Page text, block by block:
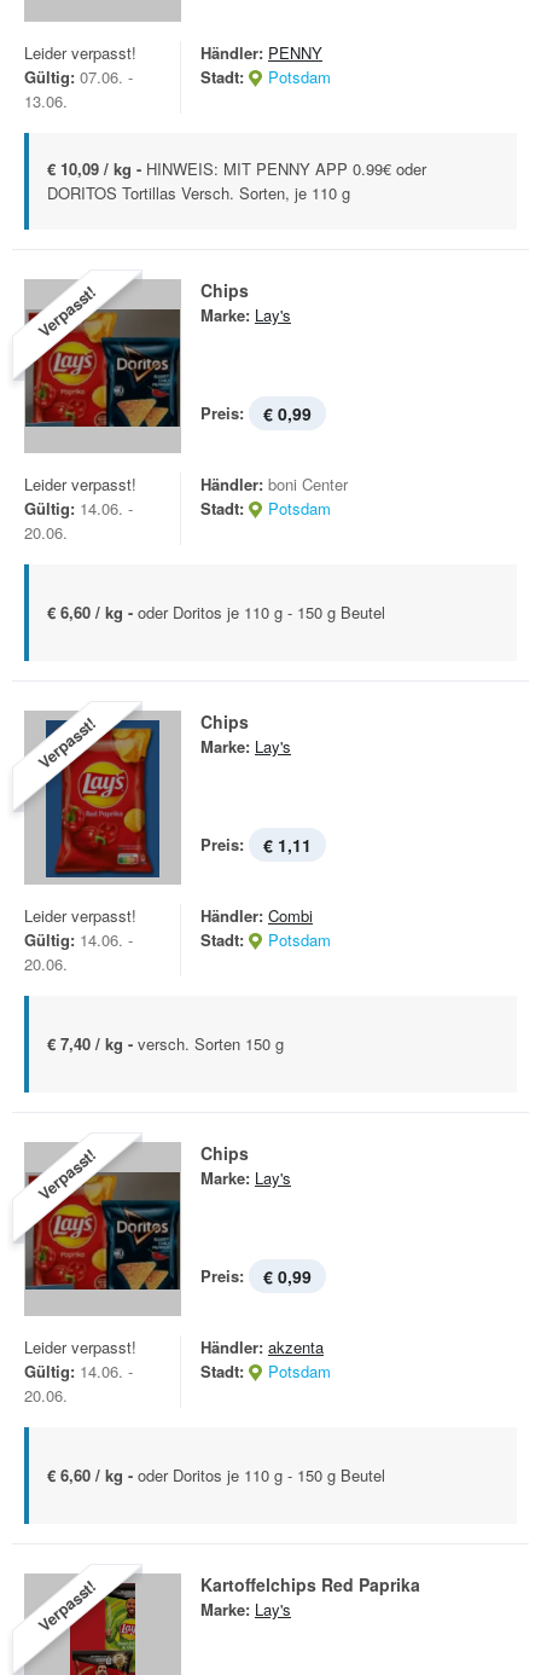
Leider verpasst!
Gültig: 07.06. -
13.06.
Händler: PENNY
Stadt:
Potsdam
€ 10,09 / kg - HINWEIS: MIT PENNY APP 0.99€ oder
DORITOS Tortillas Versch. Sorten, je 110 g
Verpasst! Chips
Marke: Lay's
Preis: € 0,99
Leider verpasst!
Gültig: 14.06. -
20.06.
Händler: boni Center
Stadt:
Potsdam
€ 6,60 / kg - oder Doritos je 110 g - 150 g Beutel
Verpasst! Chips
Marke: Lay's
Preis: € 1,11
Leider verpasst!
Gültig: 14.06. -
20.06.
Händler: Combi
Stadt:
Potsdam
€ 7,40 / kg - versch. Sorten 150 g
Verpasst! Chips
Marke: Lay's
Preis: € 0,99
Leider verpasst!
Gültig: 14.06. -
20.06.
Händler: akzenta
Stadt:
Potsdam
€ 6,60 / kg - oder Doritos je 110 g - 150 g Beutel
Verpasst! Kartoffelchips Red Paprika
Marke: Lay's